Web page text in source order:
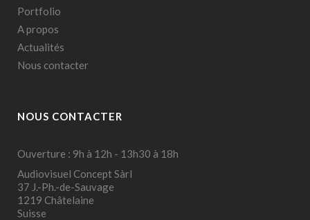
Portfolio
A propos
Actualités
Nous contacter
NOUS CONTACTER
Ouverture : 9h à 12h - 13h30 à 18h
Audiovisuel Concept Sàrl
37 J.-Ph.-de-Sauvage
1219 Châtelaine
Suisse